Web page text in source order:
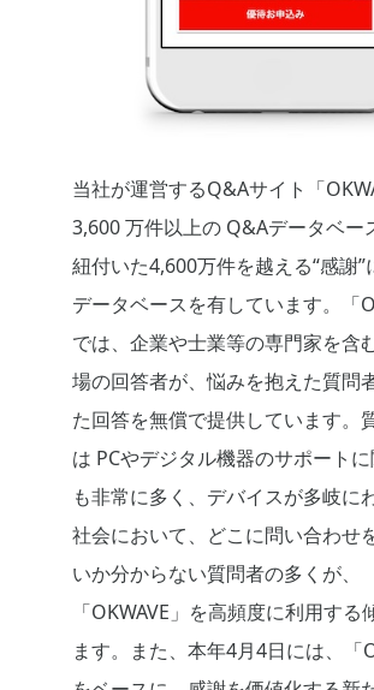
当社が運営するQ&Aサイト「
3,600 万件以上の Q&Aデータベー
紐付いた4,600万件を越える“感謝”
データベースを有しています。「
では、企業や士業等の専門家を含
場の回答者が、悩みを抱えた質問
た回答を無償で提供しています。
は PCやデジタル機器のサポート
も非常に多く、デバイスが多岐に
社会において、どこに問い合わせ
いか分からない質問者の多くが、
「OKWAVE」を高頻度に利用する
ます。また、本年4月4日には、「